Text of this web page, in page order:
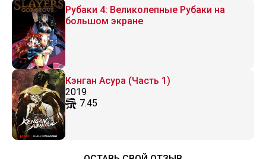
Рубаки 4: Великолепные Рубаки на
большом экране
Кэнган Асура (Часть 1)
2019
7.45